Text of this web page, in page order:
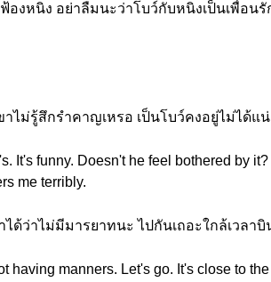
งหนิง อย่าลืมนะว่าโบว์กับหนิงเป็นเพื่อน
ไม่รู้สึกรำคาญเหรอ เป็นโบว์คงอยู่ไม่ได้
It's funny. Doesn't he feel bothered by
me terribly.
ได้ว่าไม่มีมารยาทนะ ไปกันเถอะใกล้เวล
manners. Let's go. It's close to